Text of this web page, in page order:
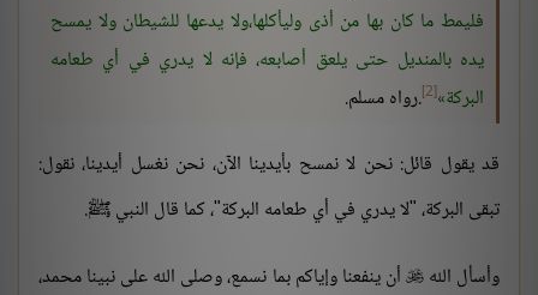
فليمط ما كان بها من أذى وليأكلها،ولا يدعها للشيطان ولا يمسح
يده بالمنديل حتى يلعق أصابعه، فإنه لا يدري في أي طعامه
البركة [2] .رواه مسلم.
قد يقول قائل: نحن لا نمسح بأيدينا الآن، نحن نغسل أيدينا، نقول:
تبقى البركة، "لا يدري في أي طعامه البركة"، كما قال النبي ﷺ.
وأسأل الله أن ينفعنا وإياكم بما نسمع، وصلى الله على نبينا محمد،